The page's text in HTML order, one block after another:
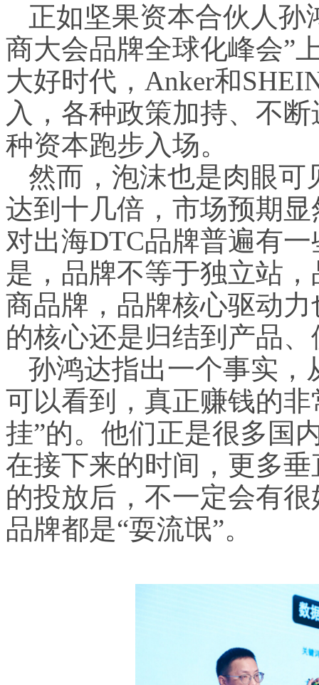
正如坚果资本合伙人孙
商大会品牌全球化峰会”
大好时代，Anker和
入，各种政策加持、不
种资本跑步入场。
然而，泡沫也是肉眼可
达到十几倍，市场预期
对出海DTC品牌普遍有
是，品牌不等于独立站
商品牌，品牌核心驱动
的核心还是归结到产品
孙鸿达指出一个事实，
可以看到，真正赚钱的
挂”的。他们正是很多国
在接下来的时间，更多
的投放后，不一定会有
品牌都是“耍流氓”。